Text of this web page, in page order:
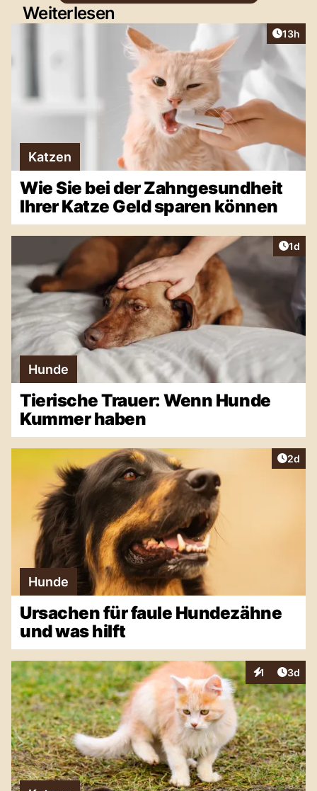
Weiterlesen
Artikel
13h
Katzen
Wie Sie bei der Zahngesundheit
Ihrer Katze Geld sparen können
1d
Hunde
Tierische Trauer: Wenn Hunde
Kummer haben
2d
Hunde
Ursachen für faule Hundezähne
und was hilft
1
Interaktionen
3d